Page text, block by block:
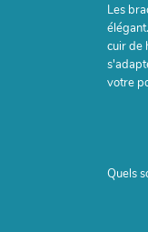
Les
cuir de
votre
Quels